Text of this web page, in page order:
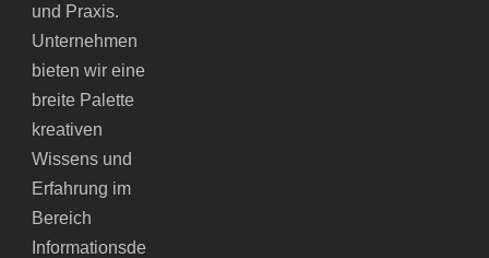
und Praxis.
Unternehmen
bieten wir eine
breite Palette
kreativen
Wissens und
Erfahrung im
Bereich
Informationsde